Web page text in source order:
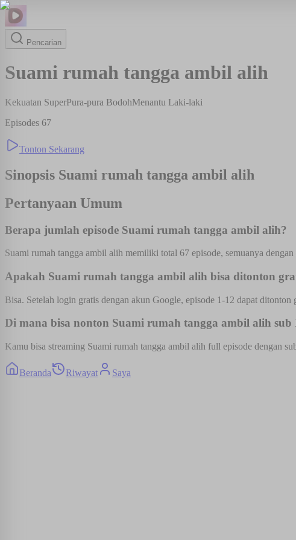
Pencarian
Suami rumah tangga ambil alih
Kekuatan SuperPura-pura BodohMenantu Laki-laki
Episodes 67
Tonton Sekarang
Sinopsis Suami rumah tangga ambil alih
Pertanyaan Umum
Berapa jumlah episode Suami rumah tangga ambil alih?
Suami rumah tangga ambil alih memiliki total 67 episode, semuanya
Apakah Suami rumah tangga ambil alih bisa ditonton
Bisa. Setelah login gratis dengan akun Google, episode 1-12 dapat ditonton
Di mana bisa nonton Suami rumah tangga ambil alih sub
Kamu bisa streaming Suami rumah tangga ambil alih full episode dengan
Beranda Riwayat Saya